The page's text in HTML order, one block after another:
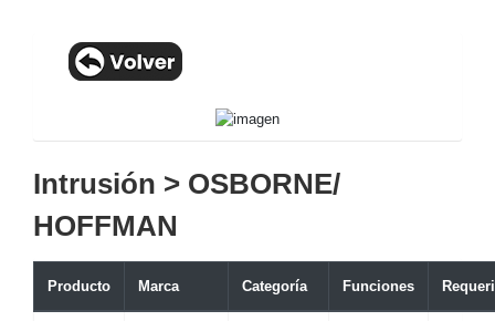
Intrusión > OSBORNE/
HOFFMAN
Producto Marca Categoría Funciones